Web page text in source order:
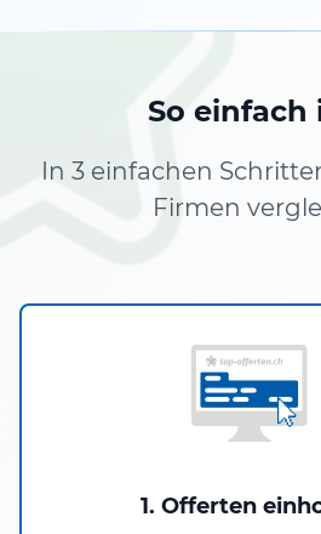
So einfach
In 3 einfachen
Firmen
1. Offerten